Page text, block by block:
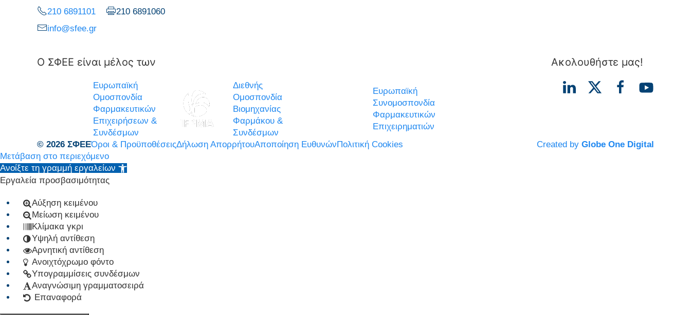
210 6891101
210 6891060
info@sfee.gr
Ο ΣΦΕΕ είναι μέλος των
Ευρωπαϊκή
Ομοσπονδία
Φαρμακευτικών
Επιχειρήσεων &
Συνδέσμων
Διεθνής
Ομοσπονδία
Βιομηχανίας
Φαρμάκου &
Συνδέσμων
Ευρωπαϊκή
Συνομοσπονδία
Φαρμακευτικών
Επιχειρηματιών
Ακολουθήστε μας!
© 2026 ΣΦΕΕΌροι & ΠροϋποθέσειςΔήλωση ΑπορρήτουΑποποίηση ΕυθυνώνΠολιτική Cookies Created by Globe One Digital
Μετάβαση στο περιεχόμενο
Ανοίξτε τη γραμμή εργαλείων
Εργαλεία προσβασιμότητας
Αύξηση κειμένου
Μείωση κειμένου
Κλίμακα γκρι
Υψηλή αντίθεση
Αρνητική αντίθεση
Ανοιχτόχρωμο φόντο
Υπογραμμίσεις συνδέσμων
Αναγνώσιμη γραμματοσειρά
Επαναφορά